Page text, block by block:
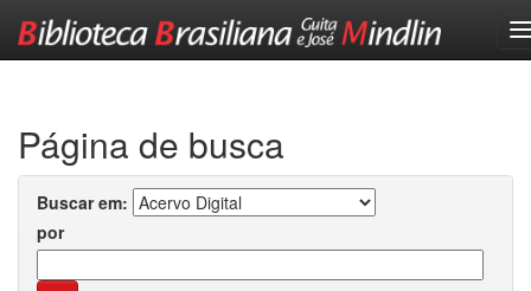
Página de busca
Buscar em:
por